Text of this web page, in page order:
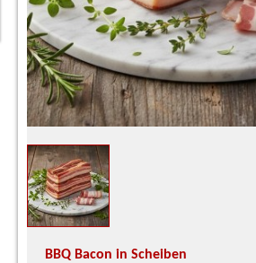
BBQ Bacon in Scheiben